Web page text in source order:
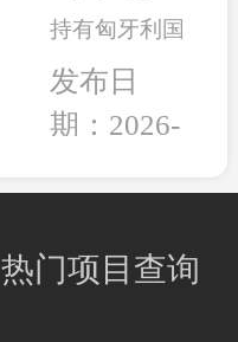
保障，移民身
是一种工具，
能为我所用，
工具。
强推的“金
卡”计划。当
前建议先行观
望，等待政策
观点是，在移
持有匈牙利国
债永居卡的家
人们有福啦！
永居卡到期换
续，可以继续
理，不用登陆
发布日
期：2026-
热门项目查询